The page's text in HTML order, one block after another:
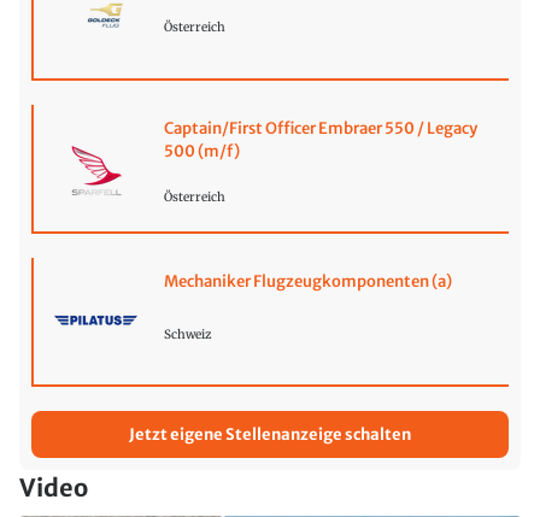
Österreich
Captain/First Officer Embraer 550 / Legacy
500 (m/f)
Österreich
Mechaniker Flugzeugkomponenten (a)
Schweiz
Jetzt eigene Stellenanzeige schalten
Video